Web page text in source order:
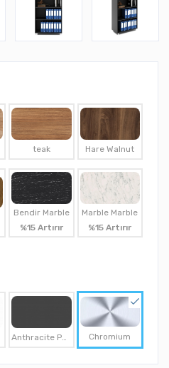
teak Hare Walnut
Bendir Marble
%15 Artırır
Marble Marble
%15 Artırır
Anthracite Paint Chromium